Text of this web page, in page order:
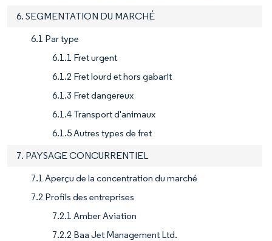
6. SEGMENTATION DU MARCHÉ
6.1 Par type
6.1.1 Fret urgent
6.1.2 Fret lourd et hors gabarit
6.1.3 Fret dangereux
6.1.4 Transport d'animaux
6.1.5 Autres types de fret
7. PAYSAGE CONCURRENTIEL
7.1 Aperçu de la concentration du marché
7.2 Profils des entreprises
7.2.1 Amber Aviation
7.2.2 Baa Jet Management Ltd.